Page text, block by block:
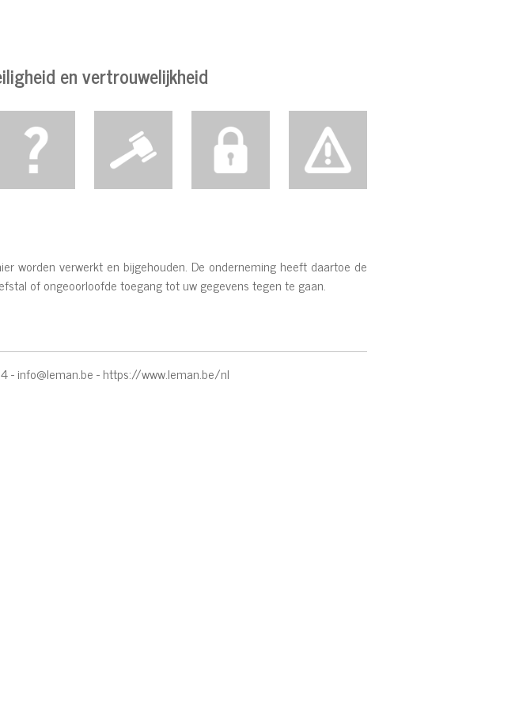
en vertrouwelijkheid
worden verwerkt en bijgehouden. De onderneming heeft daartoe de
of ongeoorloofde toegang tot uw gegevens tegen te gaan.
-info@leman.be-https://www.leman.be/nl